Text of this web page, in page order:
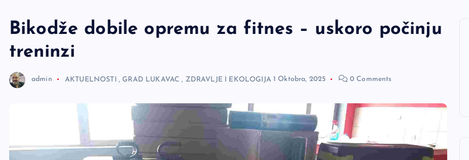
Bikodže dobile opremu za fitnes – uskoro počinju
treninzi
admin AKTUELNOSTI , GRAD LUKAVAC , ZDRAVLJE I EKOLOGIJA 1 Oktobra, 2025 0 Comments